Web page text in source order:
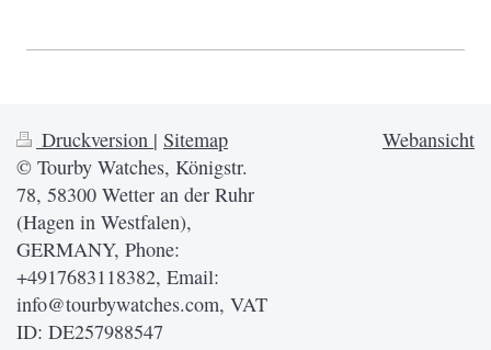
Druckversion | Sitemap
© Tourby Watches, Königstr.
78, 58300 Wetter an der Ruhr
(Hagen in Westfalen),
GERMANY, Phone:
+4917683118382, Email:
info@tourbywatches.com, VAT
ID: DE257988547
Webansicht